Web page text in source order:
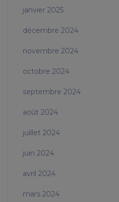
janvier 2025
décembre 2024
novembre 2024
octobre 2024
septembre 2024
août 2024
juillet 2024
juin 2024
avril 2024
mars 2024